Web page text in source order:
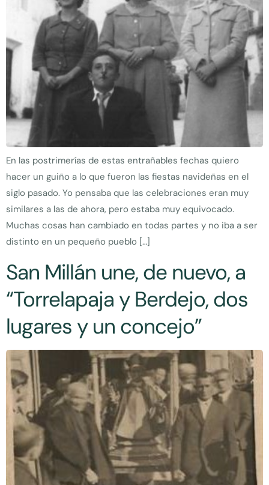
En las postrimerías de estas entrañables fechas quiero
hacer un guiño a lo que fueron las fiestas navideñas en el
siglo pasado. Yo pensaba que las celebraciones eran muy
similares a las de ahora, pero estaba muy equivocado.
Muchas cosas han cambiado en todas partes y no iba a ser
distinto en un pequeño pueblo […]
San Millán une, de nuevo, a
“Torrelapaja y Berdejo, dos
lugares y un concejo”